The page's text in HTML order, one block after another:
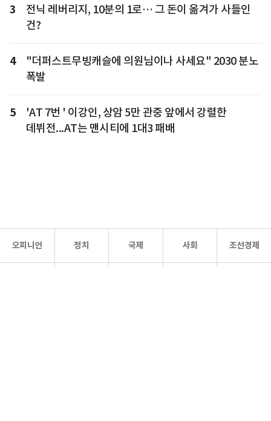
3
전닉 레버리지, 10분의 1로… 그 돈이 옮겨가 사들인
건?
4
"더퍼스트무빙캐슬에 의원님이나 사세요" 2030 분노
폭발
5
'AT 7번 ' 이강인, 상암 5만 관중 앞에서 강렬한
데뷔전...AT는 맨시티에 1대3 패배
오피니언 정치 국제 사회 조선경제